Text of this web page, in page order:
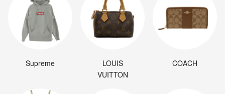
Supreme
LOUIS
VUITTON
COACH